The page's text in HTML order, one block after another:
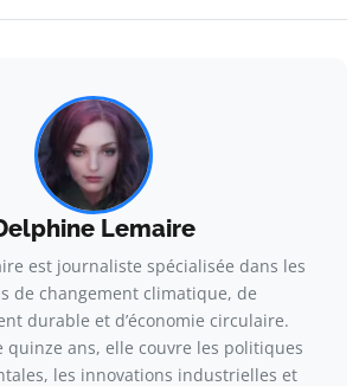
Lemaire
est journaliste spécialisée dans les
de changement climatique, de
durable et d’économie circulaire.
quinze ans, elle couvre les politiques
les innovations industrielles et